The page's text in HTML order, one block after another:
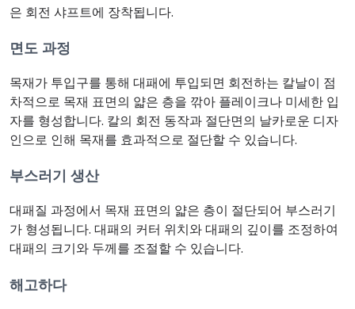
은 회전 샤프트에 장착됩니다.
면도 과정
목재가 투입구를 통해 대패에 투입되면 회전하는 칼날이 점
차적으로 목재 표면의 얇은 층을 깎아 플레이크나 미세한 입
자를 형성합니다. 칼의 회전 동작과 절단면의 날카로운 디자
인으로 인해 목재를 효과적으로 절단할 수 있습니다.
부스러기 생산
대패질 과정에서 목재 표면의 얇은 층이 절단되어 부스러기
가 형성됩니다. 대패의 커터 위치와 대패의 깊이를 조정하여
대패의 크기와 두께를 조절할 수 있습니다.
해고하다